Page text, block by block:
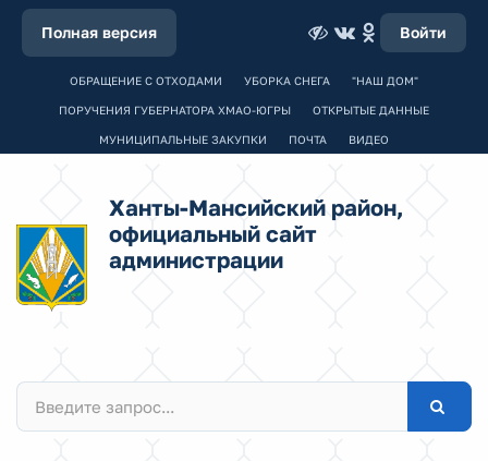
Полная версия Войти
ОБРАЩЕНИЕ С ОТХОДАМИ УБОРКА СНЕГА "НАШ ДОМ"
ПОРУЧЕНИЯ ГУБЕРНАТОРА ХМАО-ЮГРЫ ОТКРЫТЫЕ ДАННЫЕ
МУНИЦИПАЛЬНЫЕ ЗАКУПКИ ПОЧТА ВИДЕО
Ханты-Мансийский район,
официальный сайт
администрации